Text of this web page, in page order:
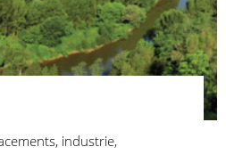
industrie,